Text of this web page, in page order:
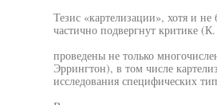
Тезис «картелизации», хотя и
частично подвергнут критике
проведены не только
Эррингтон), в том числе
исследования специфических